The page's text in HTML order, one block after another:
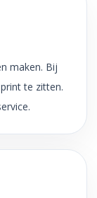
maken. Bij
te zitten.